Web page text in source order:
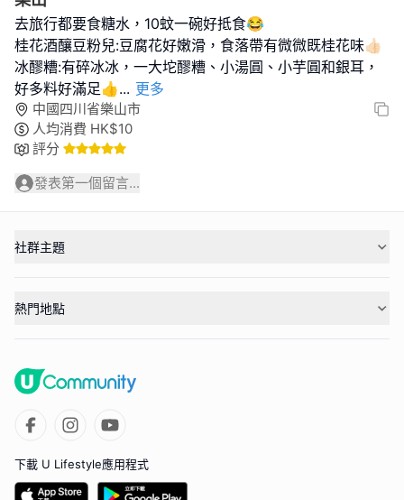
去旅行都要食糖水，10蚊一碗好抵食😂
桂花酒釀豆粉兒:豆腐花好嫩滑，食落帶有微微既桂花味👍🏻
冰醪糟:有碎冰冰，一大坨醪糟、小湯圓、小芋圓和銀耳，
好多料好滿足👍... 更多
中國四川省樂山市
人均消費 HK$10
評分
發表第一個留言...
社群主題
熱門地點
下載 U Lifestyle應用程式